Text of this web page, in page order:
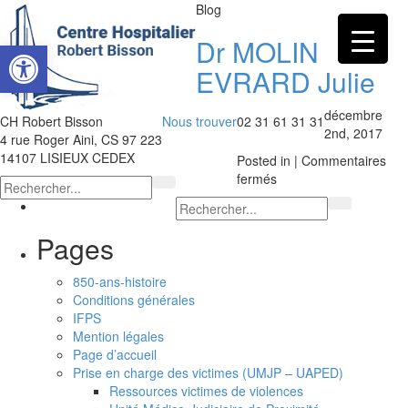
Ouvrir la barre d’outils
CH Robert Bisson
4 rue Roger Aini, CS 97 223
14107 LISIEUX CEDEX
Nous trouver02 31 61 31 31
Blog
Dr MOLIN
EVRARD Julie
décembre
2nd, 2017
Posted in | Commentaires
ferméssur
Dr
Pages
850-ans-histoire
Conditions générales
IFPS
Mention légales
Page d’accueil
Prise en charge des victimes (UMJP – UAPED)
Ressources victimes de violences